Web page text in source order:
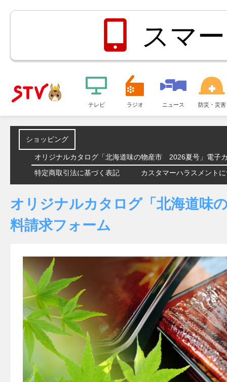
ＳＴＶ札
幌テレビ
スマ
メ
ュ
ー
テレビ ラジオ ニュース 防災・災害
ショッピング
オリジナルカタログ「北海道味の物産市 2026夏号」電子
特定商取引法に基づく表記
カスタマーハラスメント
オリジナルカタログ「北海道味
料請求フォーム